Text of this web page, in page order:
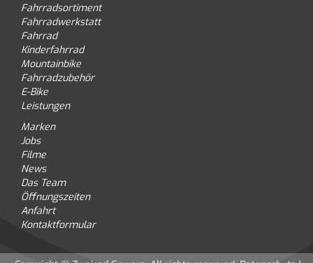
Fahrradsortiment
Fahrradwerkstatt
Fahrrad
Kinderfahrrad
Mountainbike
Fahrradzubehör
E-Bike
Leistungen
Marken
Jobs
Filme
News
Das Team
Öffnungszeiten
Anfahrt
Kontaktformular